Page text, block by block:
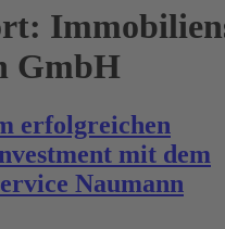
GmbH
erfolgreichen
mit dem
Naumann